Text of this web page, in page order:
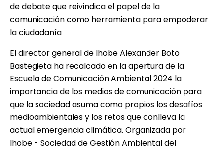
de debate que reivindica el papel de la
comunicación como herramienta para empoderar
la ciudadanía
El director general de Ihobe Alexander Boto
Bastegieta ha recalcado en la apertura de la
Escuela de Comunicación Ambiental 2024 la
importancia de los medios de comunicación para
que la sociedad asuma como propios los desafíos
medioambientales y los retos que conlleva la
actual emergencia climática. Organizada por
Ihobe - Sociedad de Gestión Ambiental del